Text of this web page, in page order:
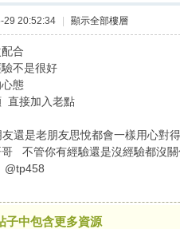
29 20:52:34 顯示全部樓層
合
不是很好
態
直接加入老點
還是老朋友思悅都會一樣用心對
哥 不管你有經驗還是沒經驗都沒
@tp458
子中包含更多資源